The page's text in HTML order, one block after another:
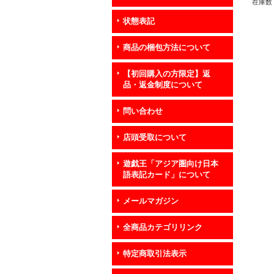
状態表記
商品の梱包方法について
【初回購入の方限定】返
品・返金制度について
問い合わせ
店頭受取について
遊戯王「アジア圏向け日本
語表記カード」について
メールマガジン
全商品カテゴリリンク
特定商取引法表示
在庫数